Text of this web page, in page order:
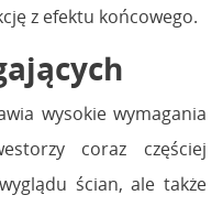
z efektu końcowego.
wysokie wymagania
coraz częściej
ścian, ale także